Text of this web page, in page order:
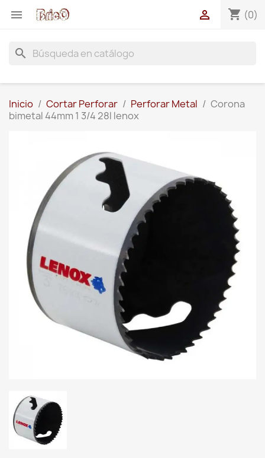
 shopping_cart (0)

search
Inicio Cortar Perforar Perforar Metal
Corona
bimetal 44mm 1 3/4 28l lenox